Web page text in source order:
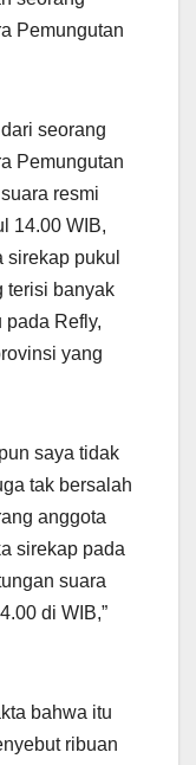
Pemungutan
seorang
Pemungutan
resmi
14.00 WIB,
sirekap pukul
terisi banyak
pada Refly,
yang
saya tidak
tak bersalah
anggota
sirekap pada
suara
di WIB,”
bahwa itu
ribuan